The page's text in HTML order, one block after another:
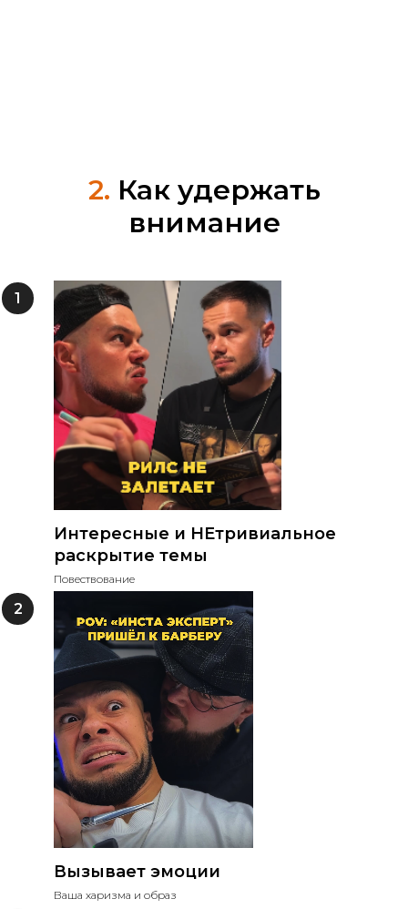
2. Как удержать
внимание
Интересные и НЕтривиальное
раскрытие темы
Повествование
Вызывает эмоции
Ваша харизма и образ